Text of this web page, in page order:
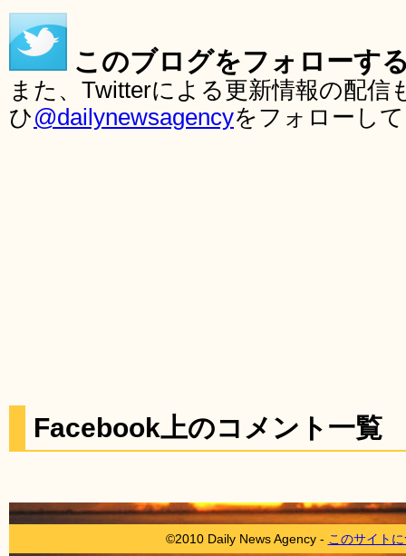
このブログをフォローす
また、Twitterによる更新情報の配
ひ@dailynewsagencyをフォローし
Facebook上のコメント一覧
©2010 Daily News Agency - このサイト